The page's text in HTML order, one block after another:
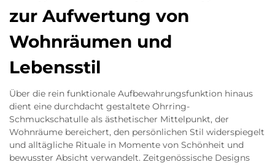
zur Aufwertung von
Wohnräumen und
Lebensstil
Über die rein funktionale Aufbewahrungsfunktion hinaus
dient eine durchdacht gestaltete Ohrring-
Schmuckschatulle als ästhetischer Mittelpunkt, der
Wohnräume bereichert, den persönlichen Stil widerspiegelt
und alltägliche Rituale in Momente von Schönheit und
bewusster Absicht verwandelt. Zeitgenössische Designs